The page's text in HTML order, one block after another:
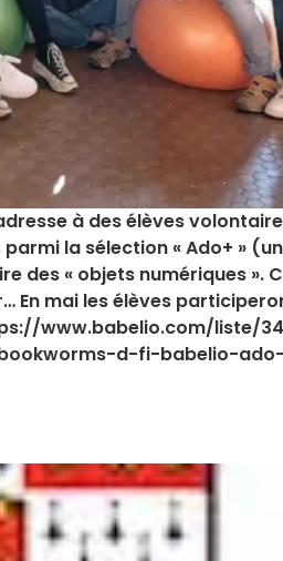
à des élèves
la sélection « Ado+ »
des « objets numériques ».
mai les élèves
www.babelio.com/liste/
d-fi-babelio-